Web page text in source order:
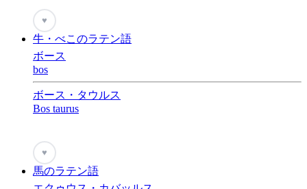
♥
牛・べこのラテン語
ボース
bos
ボース・タウルス
Bos taurus
♥
馬のラテン語